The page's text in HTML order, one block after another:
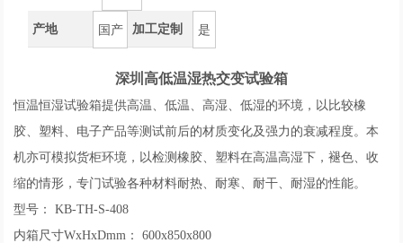
产地 国产 加工定制 是
深圳高低温湿热交变试验箱
恒温恒湿试验箱提供高温、低温、高湿、低湿的环境，以比较橡
胶、塑料、电子产品等测试前后的材质变化及强力的衰减程度。本
机亦可模拟货柜环境，以检测橡胶、塑料在高温高湿下，褪色、收
缩的情形，专门试验各种材料耐热、耐寒、耐干、耐湿的性能。
型号： KB-TH-S-408
内箱尺寸WxHxDmm： 600x850x800